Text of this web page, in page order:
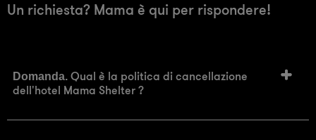
Un richiesta? Mama è qui per rispondere!
Domanda. Qual è la politica di cancellazione
dell'hotel Mama Shelter ?